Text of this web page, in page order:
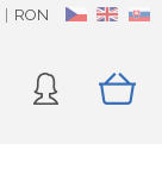
CZ EN SK
RON